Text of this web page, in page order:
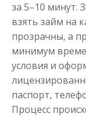
за 5–10 минут.
взять займ на
прозрачны, а
минимум
условия и
паспорт,
Процесс